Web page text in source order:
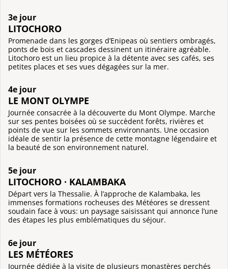
3e jour
LITOCHORO
Promenade dans les gorges d’Enipeas où sentiers ombragés,
ponts de bois et cascades dessinent un itinéraire agréable.
Litochoro est un lieu propice à la détente avec ses cafés, ses
petites places et ses vues dégagées sur la mer.
4e jour
LE MONT OLYMPE
Journée consacrée à la découverte du Mont Olympe. Marche
sur ses pentes boisées où se succèdent forêts, rivières et
points de vue sur les sommets environnants. Une occasion
idéale de sentir la présence de cette montagne légendaire et
la beauté de son environnement naturel.
5e jour
LITOCHORO · KALAMBAKA
Départ vers la Thessalie. À l’approche de Kalambaka, les
immenses formations rocheuses des Météores se dressent
soudain face à vous: un paysage saisissant qui annonce l’une
des étapes les plus emblématiques du séjour.
6e jour
LES MÉTÉORES
Journée dédiée à la visite de plusieurs monastères perchés